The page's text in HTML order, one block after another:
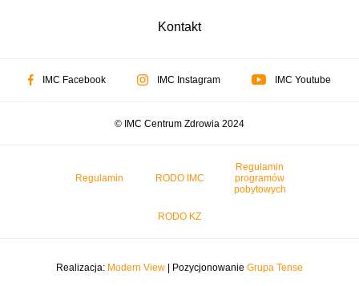
IMC Facebook IMC Instagram IMC Youtube
Kontakt
© IMC Centrum Zdrowia 2024
Regulamin RODO IMC
Regulamin
programów
pobytowych
RODO KZ
Realizacja: Modern View | Pozycjonowanie Grupa Tense